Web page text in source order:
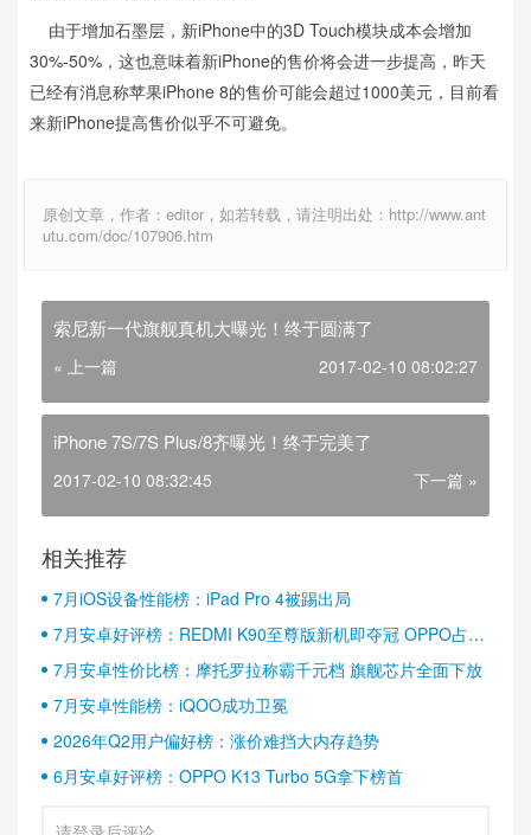
由于增加石墨层，新iPhone中的3D Touch模块成本会增加
30%-50%，这也意味着新iPhone的售价将会进一步提高，昨天
已经有消息称苹果iPhone 8的售价可能会超过1000美元，目前看
来新iPhone提高售价似乎不可避免。
原创文章，作者：editor，如若转载，请注明出处：http://www.ant
utu.com/doc/107906.htm
索尼新一代旗舰真机大曝光！终于圆满了
« 上一篇 2017-02-10 08:02:27
iPhone 7S/7S Plus/8齐曝光！终于完美了
2017-02-10 08:32:45 下一篇 »
相关推荐
7月iOS设备性能榜：iPad Pro 4被踢出局
7月安卓好评榜：REDMI K90至尊版新机即夺冠 OPPO占据
半壁江山
7月安卓性价比榜：摩托罗拉称霸千元档 旗舰芯片全面下放
7月安卓性能榜：iQOO成功卫冕
2026年Q2用户偏好榜：涨价难挡大内存趋势
6月安卓好评榜：OPPO K13 Turbo 5G拿下榜首